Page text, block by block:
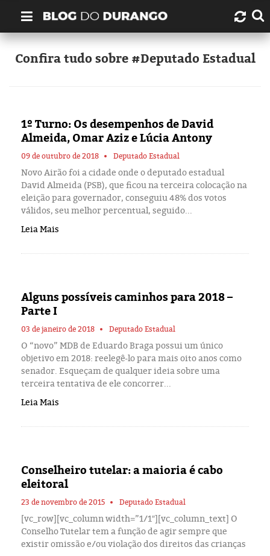
Quem é Durango Duarte?
Artigos
Amazonas
Manaus
Pesquisas
Política
Livros
Confira tudo sobre #Deputado Estadual
1º Turno: Os desempenhos de David
Almeida, Omar Aziz e Lúcia Antony
09 de outubro de 2018 Deputado Estadual
Novo Airão foi a cidade onde o deputado estadual
David Almeida (PSB), que ficou na terceira colocação na
eleição para governador, conseguiu 48% dos votos
válidos, seu melhor percentual, seguido...
Leia Mais
Alguns possíveis caminhos para 2018 –
Parte I
03 de janeiro de 2018 Deputado Estadual
O “novo” MDB de Eduardo Braga possui um único
objetivo em 2018: reelegê-lo para mais oito anos como
senador. Esqueçam de qualquer ideia sobre uma
terceira tentativa de ele concorrer...
Leia Mais
Conselheiro tutelar: a maioria é cabo
eleitoral
23 de novembro de 2015 Deputado Estadual
[vc_row][vc_column width=”1/1″][vc_column_text] O
Conselho Tutelar tem a função de agir sempre que
existir omissão e/ou violação dos direitos das crianças